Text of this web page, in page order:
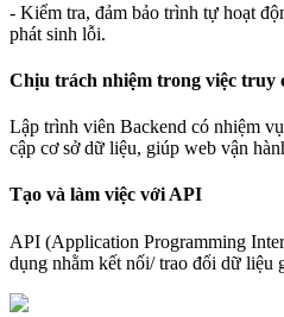
- Kiểm tra, đảm bảo trình tự hoạt
phát sinh lỗi.
Chịu trách nhiệm trong việc truy
Lập trình viên Backend có nhiệm
cập cơ sở dữ liệu, giúp web vận
Tạo và làm việc với API
API (Application Programming
dụng nhằm kết nối/ trao đổi dữ liệu